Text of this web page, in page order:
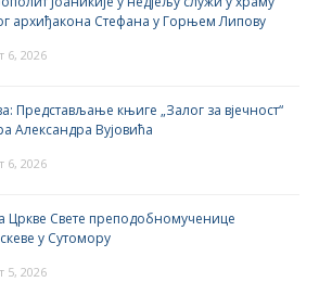
архиђакона Стефана у Горњем Липову
6, 2026
Представљање књиге „Залог за вјечност“
Александра Вујовића
6, 2026
Цркве Свете преподобномученице
у Сутомору
5, 2026